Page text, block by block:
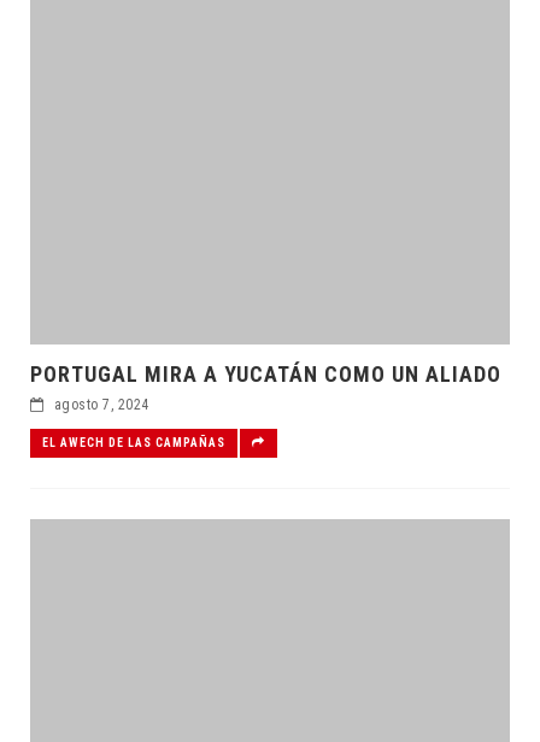
PORTUGAL MIRA A YUCATÁN COMO UN ALIADO
agosto 7, 2024
EL AWECH DE LAS CAMPAÑAS